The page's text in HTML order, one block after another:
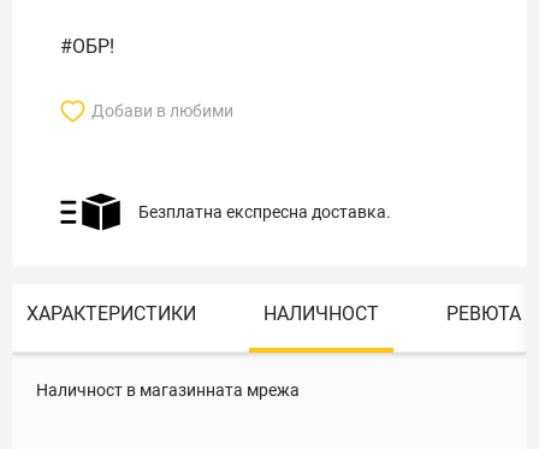
#ОБР!
Добави в любими
Безплатна експресна доставка.
ХАРАКТЕРИСТИКИ НАЛИЧНОСТ РЕВЮТА
Наличност в магазинната мрежа